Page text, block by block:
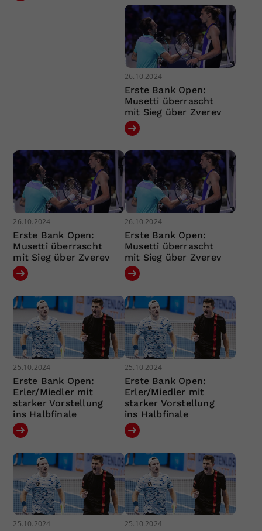
26.10.2024
Erste Bank Open:
Musetti überrascht
mit Sieg über Zverev
26.10.2024
Erste Bank Open:
Musetti überrascht
mit Sieg über Zverev
26.10.2024
Erste Bank Open:
Musetti überrascht
mit Sieg über Zverev
25.10.2024
Erste Bank Open:
Erler/Miedler mit
starker Vorstellung
ins Halbfinale
25.10.2024
Erste Bank Open:
Erler/Miedler mit
starker Vorstellung
ins Halbfinale
25.10.2024 25.10.2024